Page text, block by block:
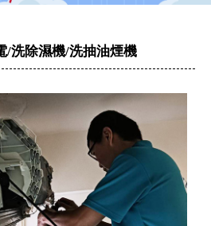
/洗除濕機/洗抽油煙機